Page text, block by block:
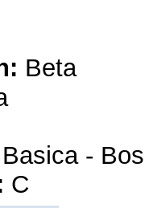
Beta
-
C